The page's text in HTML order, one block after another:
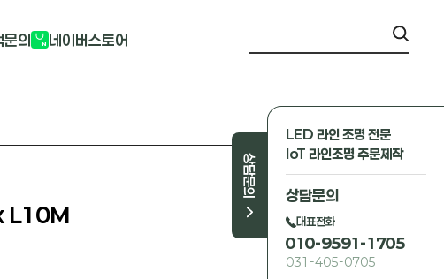
문의 네이버스토어
상담문의
LED 라인 조명 전문
IoT 라인조명 주문제작
상담문의
대표전화
010-9591-1705
031-405-0705
L10M